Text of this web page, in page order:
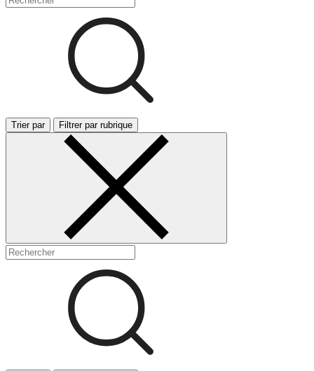
Trier par Filtrer par rubrique